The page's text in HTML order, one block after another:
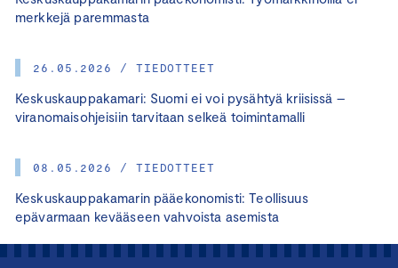
merkkejä paremmasta
26.05.2026 / TIEDOTTEET
Keskuskauppakamari: Suomi ei voi pysähtyä kriisissä –
viranomaisohjeisiin tarvitaan selkeä toimintamalli
08.05.2026 / TIEDOTTEET
Keskuskauppakamarin pääekonomisti: Teollisuus
epävarmaan kevääseen vahvoista asemista